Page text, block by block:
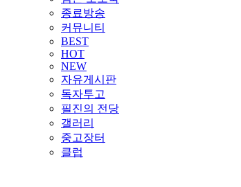
종료방송
커뮤니티
BEST
HOT
NEW
자유게시판
독자투고
필진의 전당
갤러리
중고장터
클럽